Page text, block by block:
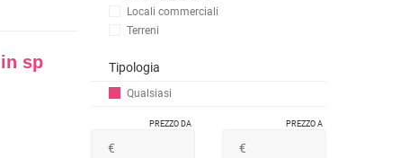
sp
Locali commerciali
Terreni
Tipologia
Qualsiasi
PREZZO DA PREZZO A